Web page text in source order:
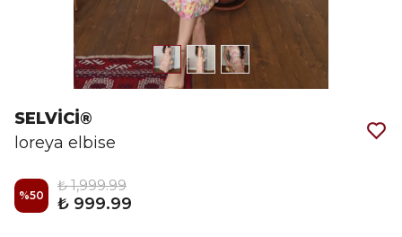
SELVİCİ®
loreya elbise
%50
₺ 1,999.99
₺ 999.99